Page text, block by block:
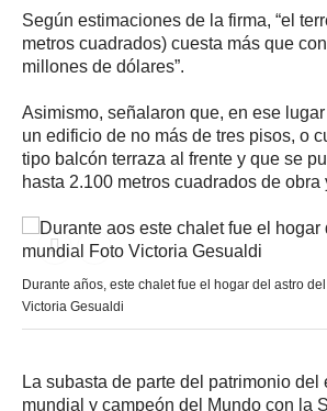
Según estimaciones de la firma, “el
metros cuadrados) cuesta más que
millones de dólares”.
Asimismo, señalaron que, en ese
un edificio de no más de tres pisos, o
tipo balcón terraza al frente y que se
hasta 2.100 metros cuadrados de
Durante años, este chalet fue el hogar del astro
Victoria Gesualdi
La subasta de parte del patrimonio del
mundial y campeón del Mundo con la